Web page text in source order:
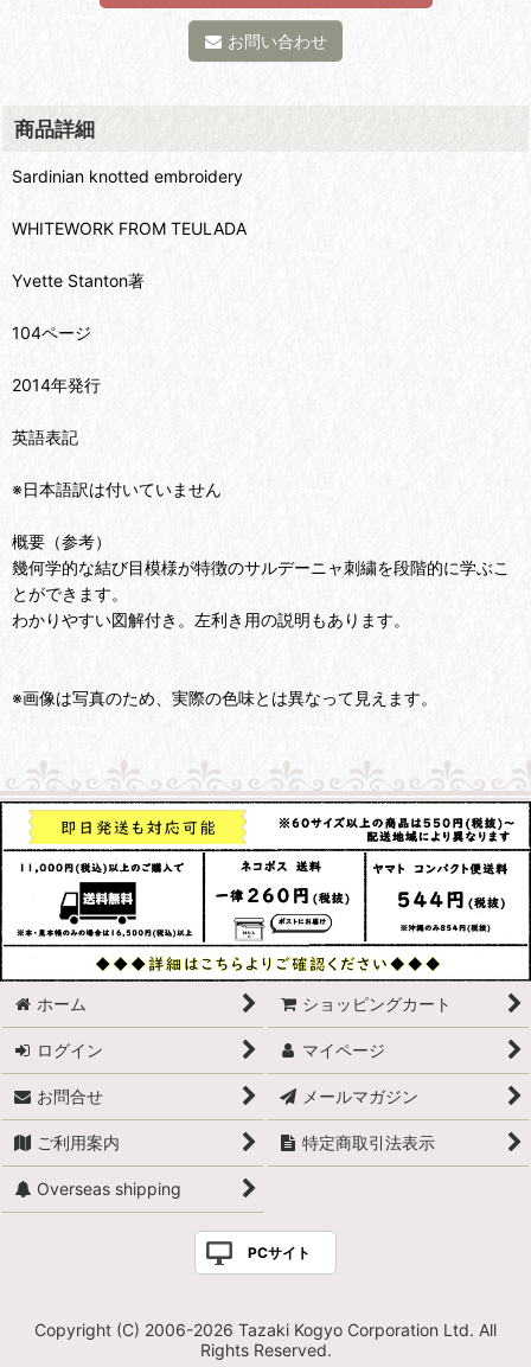
お問い合わせ
商品詳細
Sardinian knotted embroidery
WHITEWORK FROM TEULADA
Yvette Stanton著
104ページ
2014年発行
英語表記
※日本語訳は付いていません
概要（参考）
幾何学的な結び目模様が特徴のサルデーニャ刺繍を段階的に学ぶこ
とができます。
わかりやすい図解付き。左利き用の説明もあります。
※画像は写真のため、実際の色味とは異なって見えます。
ホーム ショッピングカート
ログイン マイページ
お問合せ メールマガジン
ご利用案内 特定商取引法表示
Overseas shipping
PCサイト
Copyright (C) 2006-2026 Tazaki Kogyo Corporation Ltd. All
Rights Reserved.